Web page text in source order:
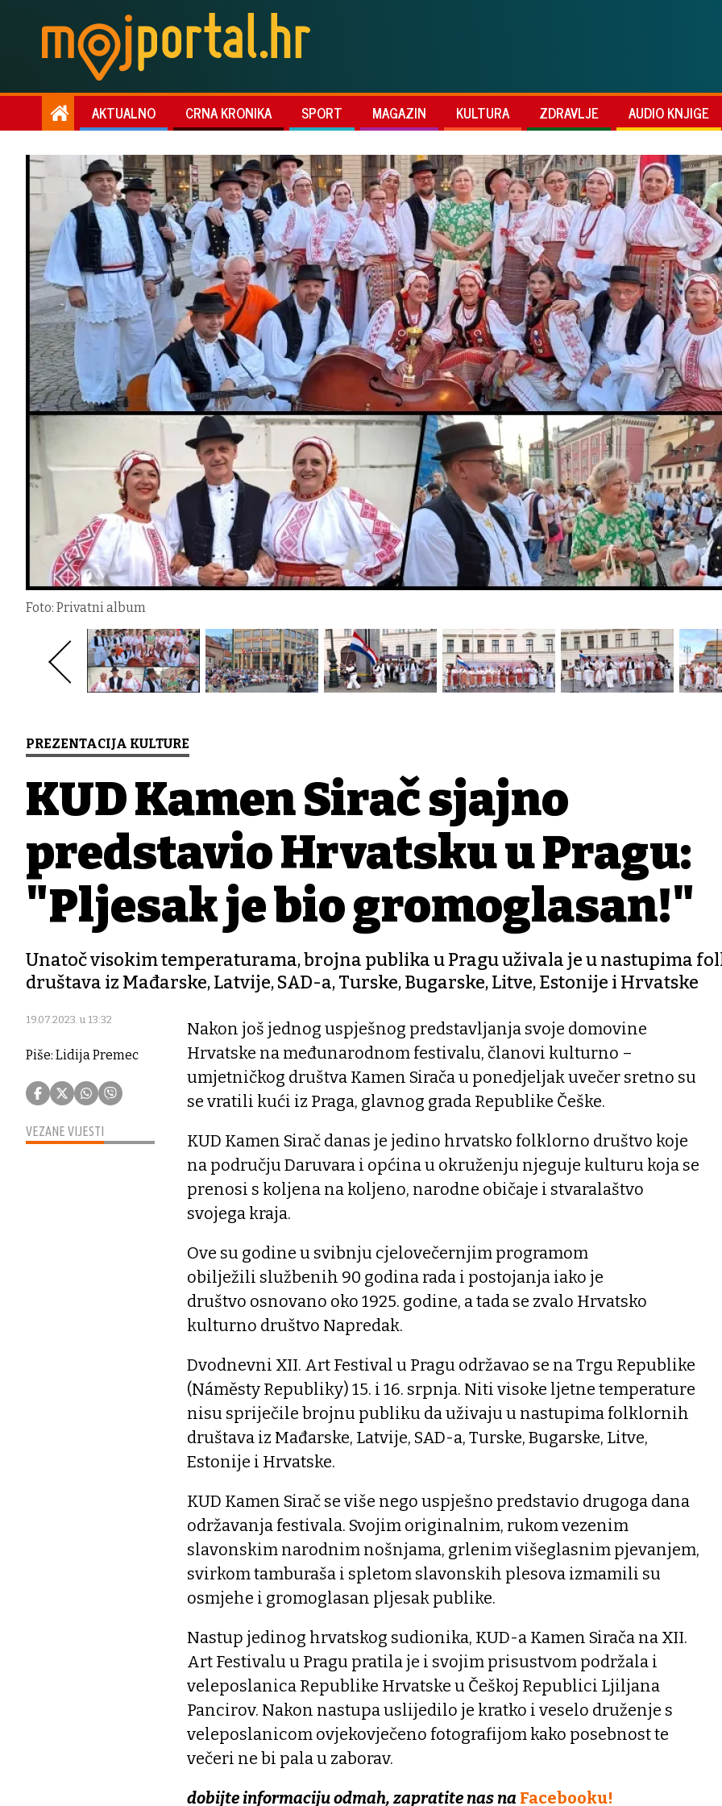
AKTUALNO CRNA KRONIKA SPORT MAGAZIN KULTURA ZDRAVLJE AUDIO KNJIGE
Foto: Privatni album
PREZENTACIJA KULTURE
KUD Kamen Sirač sjajno
predstavio Hrvatsku u Pragu:
"Pljesak je bio gromoglasan!"
Unatoč visokim temperaturama, brojna publika u Pragu uživala je u nastupima
društava iz Mađarske, Latvije, SAD-a, Turske, Bugarske, Litve, Estonije i Hrvatske
19.07.2023. u 13:32
Piše: Lidija Premec
VEZANE VIJESTI
Nakon još jednog uspješnog predstavljanja svoje domovine
Hrvatske na međunarodnom festivalu, članovi kulturno –
umjetničkog društva Kamen Sirača u ponedjeljak uvečer sretno su
se vratili kući iz Praga, glavnog grada Republike Češke.
KUD Kamen Sirač danas je jedino hrvatsko folklorno društvo koje
na području Daruvara i općina u okruženju njeguje kulturu koja se
prenosi s koljena na koljeno, narodne običaje i stvaralaštvo
svojega kraja.
Ove su godine u svibnju cjelovečernjim programom
obilježili službenih 90 godina rada i postojanja iako je
društvo osnovano oko 1925. godine, a tada se zvalo Hrvatsko
kulturno društvo Napredak.
Dvodnevni XII. Art Festival u Pragu održavao se na Trgu Republike
(Náměsty Republiky) 15. i 16. srpnja. Niti visoke ljetne temperature
nisu spriječile brojnu publiku da uživaju u nastupima folklornih
društava iz Mađarske, Latvije, SAD-a, Turske, Bugarske, Litve,
Estonije i Hrvatske.
KUD Kamen Sirač se više nego uspješno predstavio drugoga dana
održavanja festivala. Svojim originalnim, rukom vezenim
slavonskim narodnim nošnjama, grlenim višeglasnim pjevanjem,
svirkom tamburaša i spletom slavonskih plesova izmamili su
osmjehe i gromoglasan pljesak publike.
Nastup jedinog hrvatskog sudionika, KUD-a Kamen Sirača na XII.
Art Festivalu u Pragu pratila je i svojim prisustvom podržala i
veleposlanica Republike Hrvatske u Češkoj Republici Ljiljana
Pancirov. Nakon nastupa uslijedilo je kratko i veselo druženje s
veleposlanicom ovjekovječeno fotografijom kako posebnost te
večeri ne bi pala u zaborav.
dobijte informaciju odmah, zapratite nas na Facebooku!